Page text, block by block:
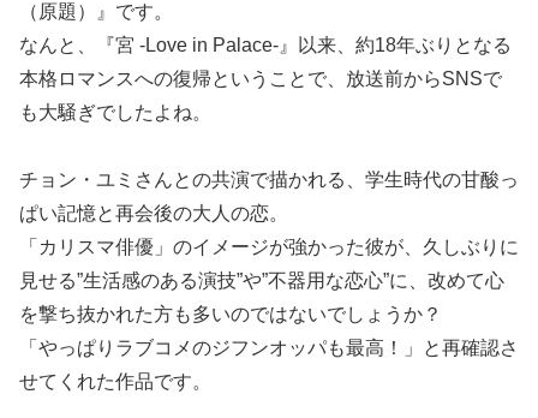
（原題）』です。
なんと、『宮 -Love in Palace-』以来、約18年ぶりとなる
本格ロマンスへの復帰ということで、放送前からSNSで
も大騒ぎでしたよね。
チョン・ユミさんとの共演で描かれる、学生時代の甘酸っ
ぱい記憶と再会後の大人の恋。
「カリスマ俳優」のイメージが強かった彼が、久しぶりに
見せる”生活感のある演技”や”不器用な恋心”に、改めて心
を撃ち抜かれた方も多いのではないでしょうか？
「やっぱりラブコメのジフンオッパも最高！」と再確認さ
せてくれた作品です。